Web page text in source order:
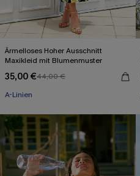
Ärmelloses Hoher Ausschnitt
Maxikleid mit Blumenmuster
35,00 €44,00 €
A-Linien